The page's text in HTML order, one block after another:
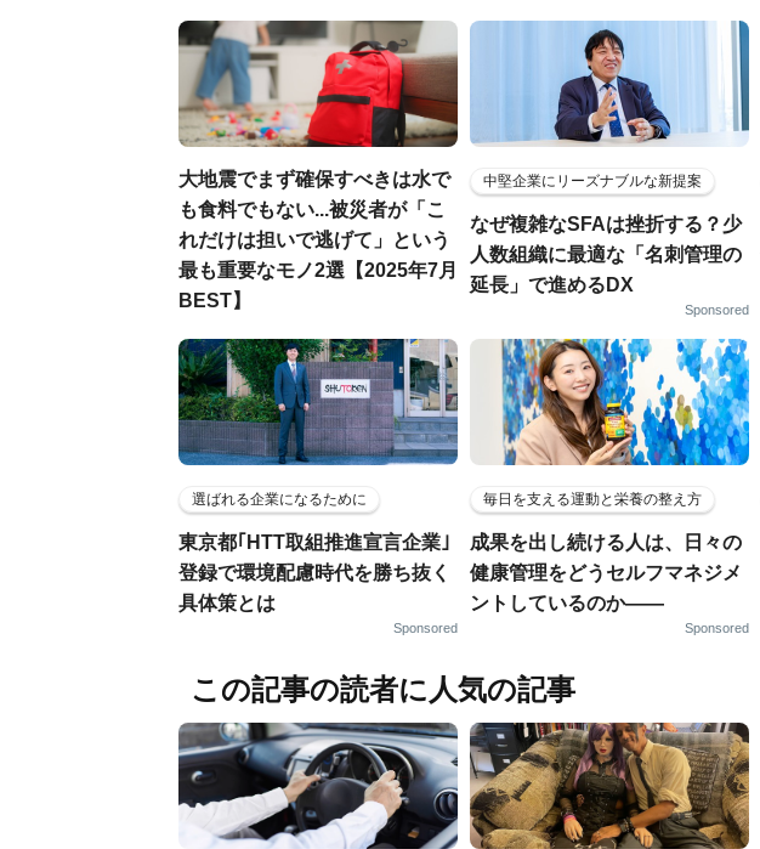
大地震でまず確保すべきは水で
も食料でもない...被災者が「こ
れだけは担いで逃げて」という
最も重要なモノ2選【2025年7月
BEST】
中堅企業にリーズナブルな新提案
なぜ複雑なSFAは挫折する？少
人数組織に最適な「名刺管理の
延長」で進めるDX
Sponsored
選ばれる企業になるために
東京都｢HTT取組推進宣言企業｣
登録で環境配慮時代を勝ち抜く
具体策とは
Sponsored
毎日を支える運動と栄養の整え方
成果を出し続ける人は、日々の
健康管理をどうセルフマネジメ
ントしているのか——
Sponsored
この記事の読者に人気の記事